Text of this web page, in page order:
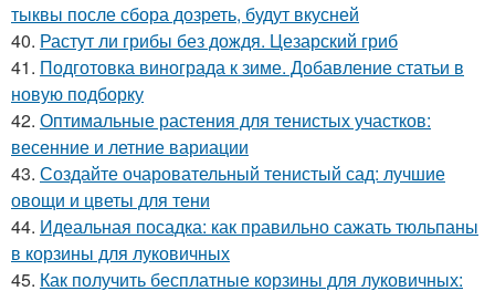
тыквы после сбора дозреть, будут вкусней
40. Растут ли грибы без дождя. Цезарский гриб
41. Подготовка винограда к зиме. Добавление статьи в
новую подборку
42. Оптимальные растения для тенистых участков:
весенние и летние вариации
43. Создайте очаровательный тенистый сад: лучшие
овощи и цветы для тени
44. Идеальная посадка: как правильно сажать тюльпаны
в корзины для луковичных
45. Как получить бесплатные корзины для луковичных: